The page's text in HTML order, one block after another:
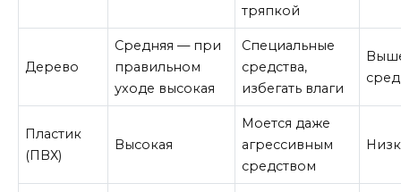
тряпкой
Дерево
Средняя — при
правильном
уходе высокая
Специальные
средства,
избегать влаги
Пластик
(ПВХ)
Высокая
Моется даже
агрессивным
средством